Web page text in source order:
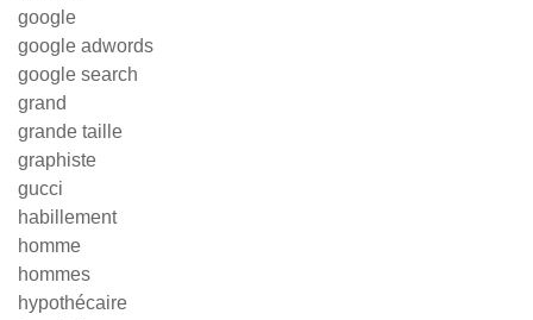
google
google adwords
google search
grand
grande taille
graphiste
gucci
habillement
homme
hommes
hypothécaire